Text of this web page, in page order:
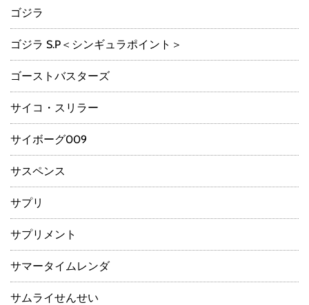
ゴジラ
ゴジラ S.P＜シンギュラポイント＞
ゴーストバスターズ
サイコ・スリラー
サイボーグ009
サスペンス
サプリ
サプリメント
サマータイムレンダ
サムライせんせい